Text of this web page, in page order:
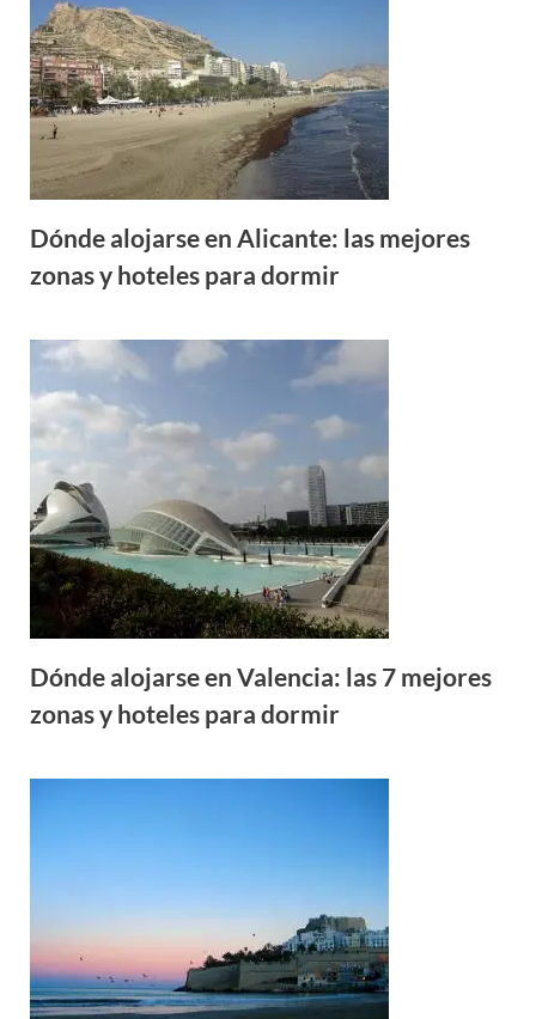
Dónde alojarse en Alicante: las mejores
zonas y hoteles para dormir
Dónde alojarse en Valencia: las 7 mejores
zonas y hoteles para dormir